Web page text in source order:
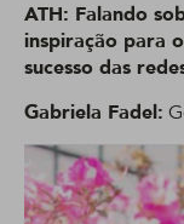
ATH: Falando
inspiração para
sucesso das
Gabriela Fadel: